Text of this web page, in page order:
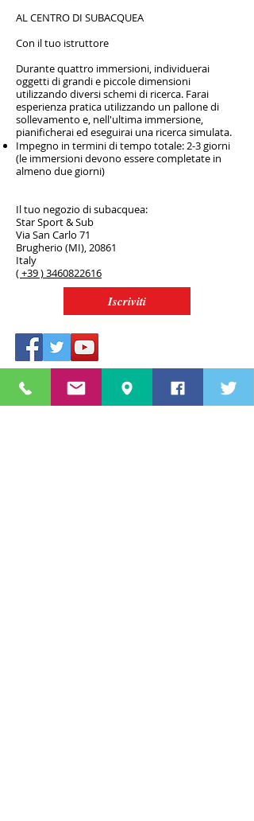
AL CENTRO DI SUBACQUEA
Con il tuo istruttore
Durante quattro immersioni, individuerai
oggetti di grandi e piccole dimensioni
utilizzando diversi schemi di ricerca. Farai
esperienza pratica utilizzando un pallone di
sollevamento e, nell'ultima immersione,
pianificherai ed eseguirai una ricerca simulata.
Impegno in termini di tempo totale: 2-3 giorni
(le immersioni devono essere completate in
almeno due giorni)
Il tuo negozio di subacquea:
Star Sport & Sub
Via San Carlo 71
Brugherio (MI), 20861
Italy
( +39 ) 3460822616
Iscriviti